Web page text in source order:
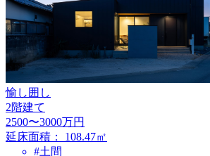
愉し囲し
2階建て
2500〜3000万円
延床面積：
108.47㎡
#土間